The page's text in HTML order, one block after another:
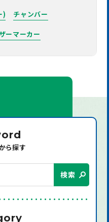
)
チャンバー
ーマーカー
ら探す
検索